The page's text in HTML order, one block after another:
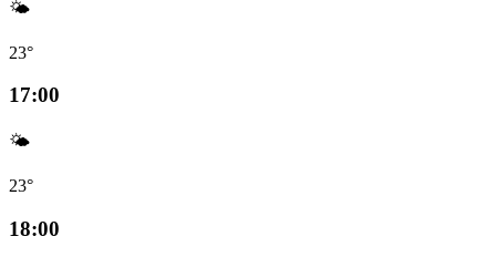
🌤️
23°
17:00
🌤️
23°
18:00